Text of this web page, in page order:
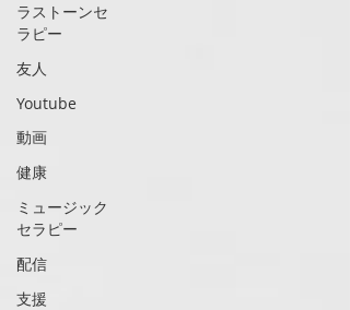
ラストーンセ
ラピー
友人
Youtube
動画
健康
ミュージック
セラピー
配信
支援